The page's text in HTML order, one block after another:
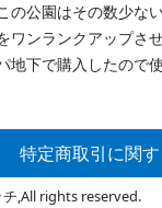
公園はその数少
ンランクアップさ
下で購入したので
特定商取引に関
,All rights reserved.